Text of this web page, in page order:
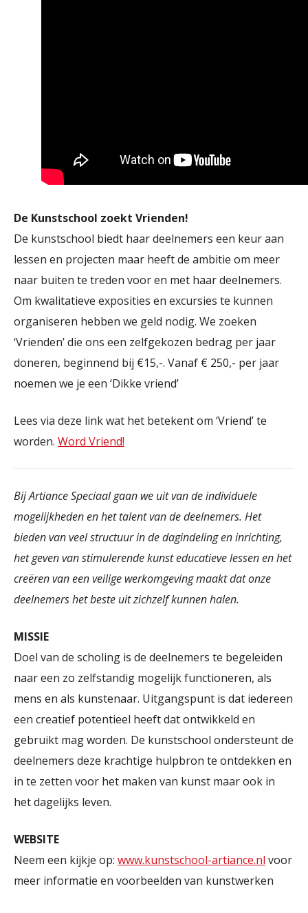
De Kunstschool zoekt Vrienden!
De kunstschool biedt haar deelnemers een keur aan
lessen en projecten maar heeft de ambitie om meer
naar buiten te treden voor en met haar deelnemers.
Om kwalitatieve exposities en excursies te kunnen
organiseren hebben we geld nodig. We zoeken
‘Vrienden’ die ons een zelfgekozen bedrag per jaar
doneren, beginnend bij €15,-. Vanaf € 250,- per jaar
noemen we je een ‘Dikke vriend’
Lees via deze link wat het betekent om ‘Vriend’ te
worden. Word Vriend!
Bij Artiance Speciaal gaan we uit van de individuele
mogelijkheden en het talent van de deelnemers. Het
bieden van veel structuur in de dagindeling en inrichting,
het geven van stimulerende kunst educatieve lessen en het
creëren van een veilige werkomgeving maakt dat onze
deelnemers het beste uit zichzelf kunnen halen.
MISSIE
Doel van de scholing is de deelnemers te begeleiden
naar een zo zelfstandig mogelijk functioneren, als
mens en als kunstenaar. Uitgangspunt is dat iedereen
een creatief potentieel heeft dat ontwikkeld en
gebruikt mag worden. De kunstschool ondersteunt de
deelnemers deze krachtige hulpbron te ontdekken en
in te zetten voor het maken van kunst maar ook in
het dagelijks leven.
WEBSITE
Neem een kijkje op: www.kunstschool-artiance.nl voor
meer informatie en voorbeelden van kunstwerken